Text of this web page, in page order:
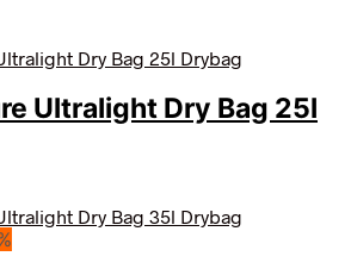
Ultralight Dry Bag 25l